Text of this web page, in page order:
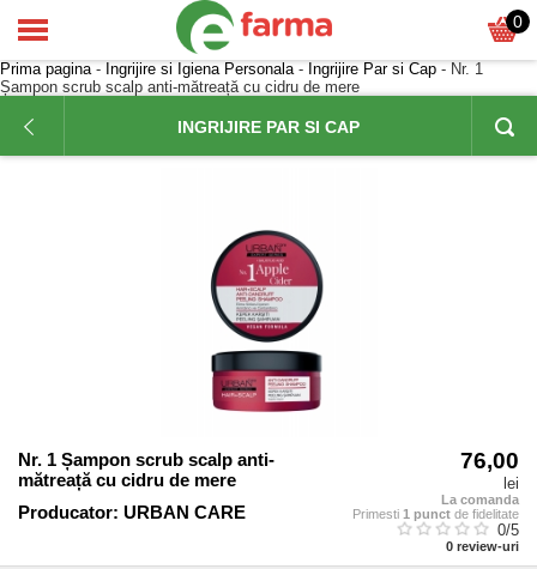
0
Prima pagina- Ingrijire si Igiena Personala- Ingrijire Par si Cap - Nr. 1
Șampon scrub scalp anti-mătreață cu cidru de mere
INGRIJIRE PAR SI CAP
Nr. 1 Șampon scrub scalp anti-
mătreață cu cidru de mere
Producator: URBAN CARE
76,00
lei
La comanda
Primesti 1 punct de fidelitate
0/5
0 review-uri